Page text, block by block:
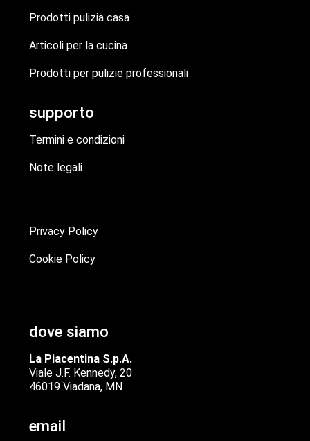
Prodotti pulizia casa
Articoli per la cucina
Prodotti per pulizie professionali
supporto
Termini e condizioni
Note legali
Privacy Policy
Cookie Policy
dove siamo
La Piacentina S.p.A.
Viale J.F. Kennedy, 20
46019 Viadana, MN
email